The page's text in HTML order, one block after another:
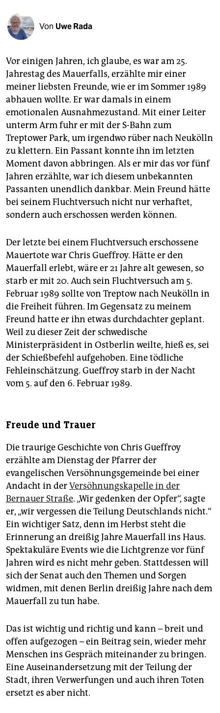
shop
fragen & hilfe
unterstützen
abo
genossenschaft
epaper login
Von Uwe Rada
Vor einigen Jahren, ich glaube, es war am 25.
Jahrestag des Mauer­falls, erzählte mir einer
meiner liebsten Freunde, wie er im Sommer 1989
abhauen wollte. Er war damals in einem
emotionalen Ausnahmezustand. Mit einer Leiter
unterm Arm fuhr er mit der S-Bahn zum
Treptower Park, um irgendwo rüber nach Neukölln
zu klettern. Ein Passant konnte ihn im letzten
Moment davon abbringen. Als er mir das vor fünf
Jahren erzählte, war ich diesem unbekannten
Passanten unendlich dankbar. Mein Freund hätte
bei seinem Fluchtversuch nicht nur verhaftet,
sondern auch erschossen werden können.
Der letzte bei einem Fluchtversuch erschossene
Mauertote war Chris Gueffroy. Hätte er den
Mauerfall erlebt, wäre er 21 Jahre alt gewesen, so
starb er mit 20. Auch sein Fluchtversuch am 5.
Februar 1989 sollte von Treptow nach Neukölln in
die Freiheit führen. Im Gegensatz zu meinem
Freund hatte er ihn etwas durchdachter geplant.
Weil zu dieser Zeit der schwedische
Ministerpräsident in Ostberlin weilte, hieß es, sei
der Schießbefehl aufgehoben. Eine tödliche
Fehleinschätzung. Gueffroy starb in der Nacht
vom 5. auf den 6. Februar 1989.
Freude und Trauer
Die traurige Geschichte von Chris Gueffroy
erzählte am Dienstag der Pfarrer der
evangelischen Versöhnungsgemeinde bei einer
Andacht in derVersöhnungskapelle in der
Bernauer Straße. „Wir gedenken der Opfer“, sagte
er, „wir vergessen die Teilung Deutschlands nicht.“
Ein wichtiger Satz, denn im Herbst steht die
Erinnerung an dreißig Jahre Mauerfall ins Haus.
Spektakuläre Events wie die Lichtgrenze vor fünf
Jahren wird es nicht mehr geben. Stattdessen will
sich der Senat auch den Themen und Sorgen
widmen, mit denen Berlin dreißig Jahre nach dem
Mauerfall zu tun habe.
Das ist wichtig und richtig und kann – breit und
offen aufgezogen – ein Beitrag sein, wieder mehr
Menschen ins Gespräch miteinander zu bringen.
Eine Auseinandersetzung mit der Teilung der
Stadt, ihren Verwerfungen und auch ihren Toten
ersetzt es aber nicht.